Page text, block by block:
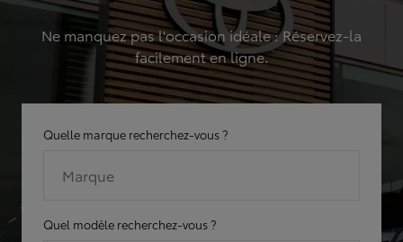
Ne manquez pas l'occasion idéale : Réservez-la
facilement en ligne.
Quelle marque recherchez-vous ?
Marque
Quel modèle recherchez-vous ?